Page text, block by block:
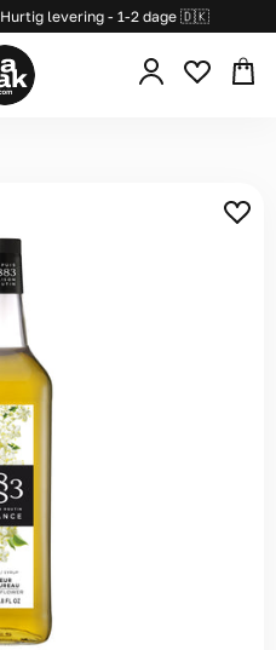
Hurtig levering - 1-2 dage 🇩🇰